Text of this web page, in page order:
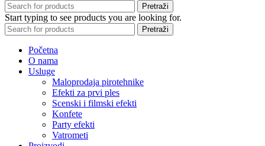
Pretraži
Start typing to see products you are looking for.
Pretraži
Početna
O nama
Usluge
Maloprodaja pirotehnike
Efekti za prvi ples
Scenski i filmski efekti
Konfete
Party efekti
Vatrometi